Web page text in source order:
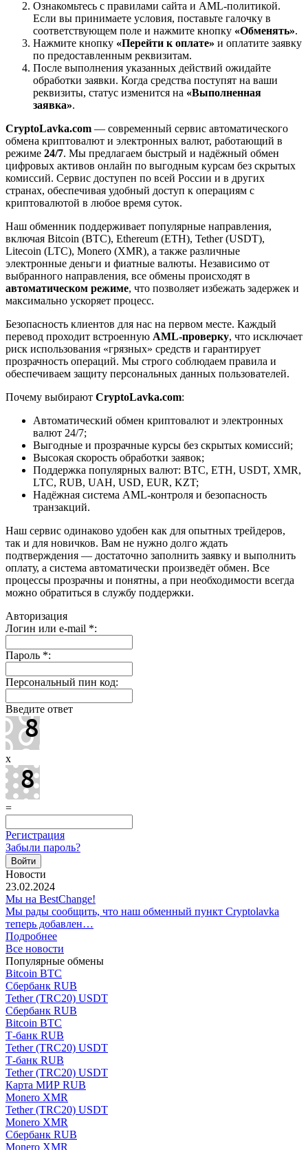
Ознакомьтесь с правилами сайта и AML-политикой.
Если вы принимаете условия, поставьте галочку в
соответствующем поле и нажмите кнопку «Обменять».
Нажмите кнопку «Перейти к оплате» и оплатите заявку
по предоставленным реквизитам.
После выполнения указанных действий ожидайте
обработки заявки. Когда средства поступят на ваши
реквизиты, статус изменится на «Выполненная
заявка».
CryptoLavka.com — современный сервис автоматического
обмена криптовалют и электронных валют, работающий в
режиме 24/7. Мы предлагаем быстрый и надёжный обмен
цифровых активов онлайн по выгодным курсам без скрытых
комиссий. Сервис доступен по всей России и в других
странах, обеспечивая удобный доступ к операциям с
криптовалютой в любое время суток.
Наш обменник поддерживает популярные направления,
включая Bitcoin (BTC), Ethereum (ETH), Tether (USDT),
Litecoin (LTC), Monero (XMR), а также различные
электронные деньги и фиатные валюты. Независимо от
выбранного направления, все обмены происходят в
автоматическом режиме, что позволяет избежать задержек и
максимально ускоряет процесс.
Безопасность клиентов для нас на первом месте. Каждый
перевод проходит встроенную AML-проверку, что исключает
риск использования «грязных» средств и гарантирует
прозрачность операций. Мы строго соблюдаем правила и
обеспечиваем защиту персональных данных пользователей.
Почему выбирают CryptoLavka.com:
Автоматический обмен криптовалют и электронных
валют 24/7;
Выгодные и прозрачные курсы без скрытых комиссий;
Высокая скорость обработки заявок;
Поддержка популярных валют: BTC, ETH, USDT, XMR,
LTC, RUB, UAH, USD, EUR, KZT;
Надёжная система AML-контроля и безопасность
транзакций.
Наш сервис одинаково удобен как для опытных трейдеров,
так и для новичков. Вам не нужно долго ждать
подтверждения — достаточно заполнить заявку и выполнить
оплату, а система автоматически произведёт обмен. Все
процессы прозрачны и понятны, а при необходимости всегда
можно обратиться в службу поддержки.
Авторизация
Логин или e-mail *:
Пароль *:
Персональный пин код:
Введите ответ
x
=
Регистрация
Забыли пароль?
Новости
23.02.2024
Мы на BestChange!
Мы рады сообщить, что наш обменный пункт Cryptolavka
теперь добавлен…
Подробнее
Все новости
Популярные обмены
Bitcoin BTC
Сбербанк RUB
Tether (TRC20) USDT
Сбербанк RUB
Bitcoin BTC
Т-банк RUB
Tether (TRC20) USDT
Т-банк RUB
Tether (TRC20) USDT
Карта МИР RUB
Monero XMR
Tether (TRC20) USDT
Monero XMR
Сбербанк RUB
Monero XMR